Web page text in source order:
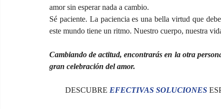
amor sin esperar nada a cambio.
Sé paciente. La paciencia es una bella virtud que
este mundo tiene un ritmo. Nuestro cuerpo, nuestra
Cambiando de actitud, encontrarás en la otra
gran celebración del amor.
DESCUBRE EFECTIVAS SOLUCIONES